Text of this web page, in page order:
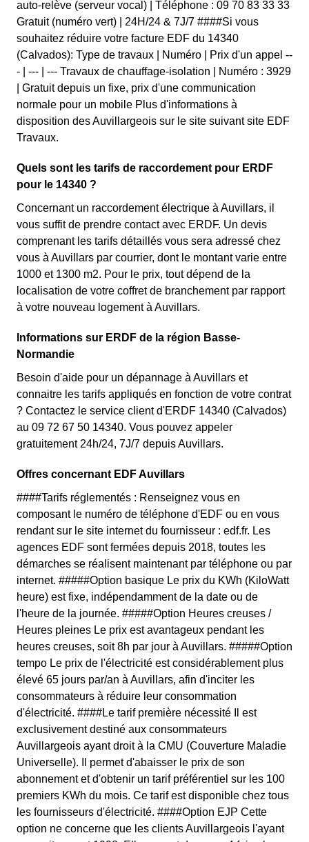
auto-relève (serveur vocal) | Téléphone : 09 70 83 33 33
Gratuit (numéro vert) | 24H/24 & 7J/7 ####Si vous
souhaitez réduire votre facture EDF du 14340
(Calvados): Type de travaux | Numéro | Prix d'un appel --
- | --- | --- Travaux de chauffage-isolation | Numéro : 3929
| Gratuit depuis un fixe, prix d'une communication
normale pour un mobile Plus d'informations à
disposition des Auvillargeois sur le site suivant site EDF
Travaux.
Quels sont les tarifs de raccordement pour ERDF
pour le 14340 ?
Concernant un raccordement électrique à Auvillars, il
vous suffit de prendre contact avec ERDF. Un devis
comprenant les tarifs détaillés vous sera adressé chez
vous à Auvillars par courrier, dont le montant varie entre
1000 et 1300 m2. Pour le prix, tout dépend de la
localisation de votre coffret de branchement par rapport
à votre nouveau logement à Auvillars.
Informations sur ERDF de la région Basse-
Normandie
Besoin d'aide pour un dépannage à Auvillars et
connaitre les tarifs appliqués en fonction de votre contrat
? Contactez le service client d'ERDF 14340 (Calvados)
au 09 72 67 50 14340. Vous pouvez appeler
gratuitement 24h/24, 7J/7 depuis Auvillars.
Offres concernant EDF Auvillars
####Tarifs réglementés : Renseignez vous en
composant le numéro de téléphone d'EDF ou en vous
rendant sur le site internet du fournisseur : edf.fr. Les
agences EDF sont fermées depuis 2018, toutes les
démarches se réalisent maintenant par téléphone ou par
internet. #####Option basique Le prix du KWh (KiloWatt
heure) est fixe, indépendamment de la date ou de
l'heure de la journée. #####Option Heures creuses /
Heures pleines Le prix est avantageux pendant les
heures creuses, soit 8h par jour à Auvillars. #####Option
tempo Le prix de l'électricité est considérablement plus
élevé 65 jours par/an à Auvillars, afin d'inciter les
consommateurs à réduire leur consommation
d'électricité. ####Le tarif première nécessité Il est
exclusivement destiné aux consommateurs
Auvillargeois ayant droit à la CMU (Couverture Maladie
Universelle). Il permet d'abaisser le prix de son
abonnement et d'obtenir un tarif préférentiel sur les 100
premiers KWh du mois. Ce tarif est disponible chez tous
les fournisseurs d'électricité. ####Option EJP Cette
option ne concerne que les clients Auvillargeois l'ayant